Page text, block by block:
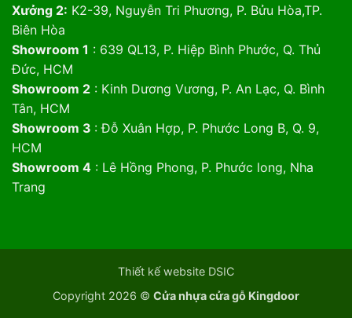
Xưởng 2: K2-39, Nguyễn Tri Phương, P. Bửu Hòa,TP.
Biên Hòa
Showroom 1 : 639 QL13, P. Hiệp Bình Phước, Q. Thủ
Đức, HCM
Showroom 2: Kinh Dương Vương, P. An Lạc, Q. Bình
Tân, HCM
Showroom 3 : Đỗ Xuân Hợp, P. Phước Long B, Q. 9,
HCM
Showroom 4: Lê Hồng Phong, P. Phước long, Nha
Trang
Thiết kế website DSIC
Copyright 2026 © Cửa nhựa cửa gỗ Kingdoor